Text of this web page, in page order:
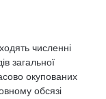
численні
загальної
окупованих
обсязі